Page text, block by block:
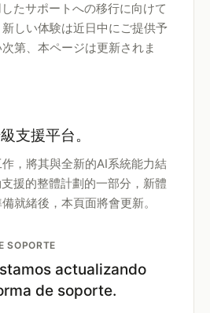
たサポートへの移行に向けて
しい体験は近日中にご提供予
第、本ページは更新されま
支援平台。
，將其與全新的AI系統能力結
援的整體計劃的一部分，新體
就緒後，本頁面將會更新。
SOPORTE
actualizando
de soporte.